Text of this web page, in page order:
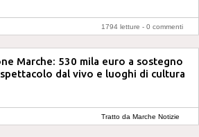
1794 letture - 0 commenti
Marche: 530 mila euro a sostegno
dal vivo e luoghi di cultura
Tratto da Marche Notizie